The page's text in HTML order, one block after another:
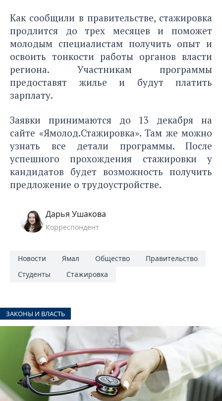
Как сообщили в правительстве, стажировка
продлится до трех месяцев и поможет
молодым специалистам получить опыт и
освоить тонкости работы органов власти
региона. Участникам программы
предоставят жилье и будут платить
зарплату.
Заявки принимаются до 13 декабря на
сайте «Ямолод.Стажировка». Там же можно
узнать все детали программы. После
успешного прохождения стажировки у
кандидатов будет возможность получить
предложение о трудоустройстве.
Дарья Ушакова
Корреспондент
Новости Ямал Общество
Правительство
Студенты
Стажировка
ЗАКОНЫ И ВЛАСТЬ